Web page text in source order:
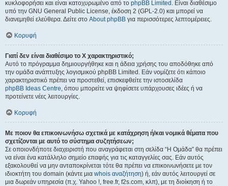
κυκλοφορήσει και είναι κατοχυρωμένο από το phpBB Limited . Είναι διαθέσιμο
υπό την GNU General Public License, έκδοση 2 (GPL-2.0) και μπορεί να
διανεμηθεί ελεύθερα. Δείτε στο About phpBB για περισσότερες λεπτομέρειες.
Κορυφή
Γιατί δεν είναι διαθέσιμο το Χ χαρακτηριστικό;
Αυτό το πρόγραμμα δημιουργήθηκε και η άδεια χρήσης του αποδόθηκε από
την ομάδα ανάπτυξης λογισμικού phpBB Limited. Εάν νομίζετε ότι κάποιο
χαρακτηριστικό πρέπει να προστεθεί, επισκεφθείτε την ιστοσελίδα
phpBB Ideas Centre, όπου μπορείτε να ψηφίσετε υπάρχουσες ιδέες ή να
προτείνετε νέες λειτουργίες.
Κορυφή
Με ποιον θα επικοινωνήσω σχετικά με κατάχρηση ή/και νομικά θέματα που
σχετίζονται με αυτό το σύστημα συζητήσεων;
Σε οποιονδήποτε διαχειριστή που αναγράφεται στη σελίδα “Η Ομάδα” θα πρέπει
να είναι ένα κατάλληλο σημείο επαφής για τις καταγγελίες σας. Εάν αυτός
εξακολουθεί να μην ανταποκρίνεται τότε θα πρέπει να επικοινωνήσετε με τον
ιδιοκτήτη του domain (κάντε μια whois αναζήτηση) ή, εάν αυτός λειτουργεί σε
μια δωρεάν υπηρεσία (π.χ. Yahoo !, free.fr, f2s.com, κλπ), με τη διοίκηση ή το